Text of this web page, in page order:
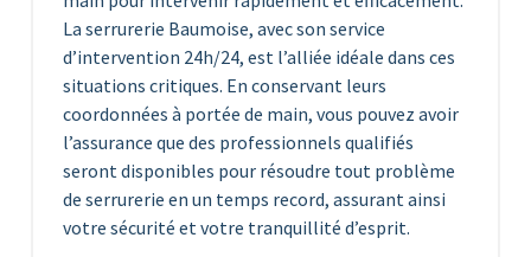
La serrurerie Baumoise, avec son service
d’intervention 24h/24, est l’alliée idéale dans ces
situations critiques. En conservant leurs
coordonnées à portée de main, vous pouvez avoir
l’assurance que des professionnels qualifiés
seront disponibles pour résoudre tout problème
de serrurerie en un temps record, assurant ainsi
votre sécurité et votre tranquillité d’esprit.